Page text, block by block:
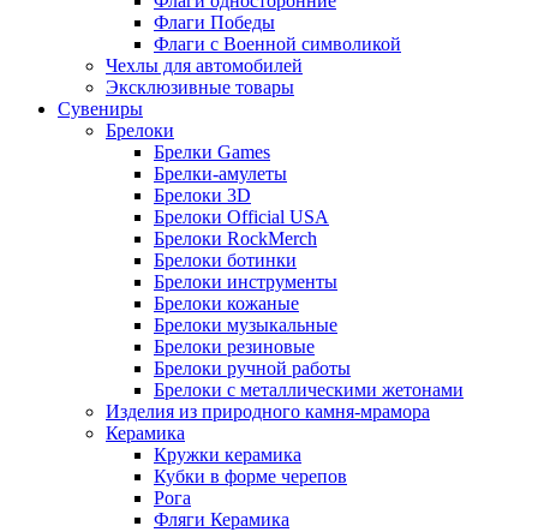
Флаги Победы
Флаги с Военной символикой
Чехлы для автомобилей
Эксклюзивные товары
Сувениры
Брелоки
Брелки Games
Брелки-амулеты
Брелоки 3D
Брелоки Official USA
Брелоки RockMerch
Брелоки ботинки
Брелоки инструменты
Брелоки кожаные
Брелоки музыкальные
Брелоки резиновые
Брелоки ручной работы
Брелоки с металлическими жетонами
Изделия из природного камня-мрамора
Керамика
Кружки керамика
Кубки в форме черепов
Рога
Фляги Керамика